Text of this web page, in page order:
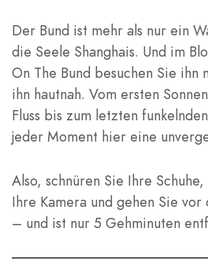
Der Bund ist mehr als nur ein
die Seele Shanghais. Und im
On The Bund besuchen Sie
ihn hautnah. Vom ersten
Fluss bis zum letzten
jeder Moment hier eine
Also, schnüren Sie Ihre
Ihre Kamera und gehen Sie
– und ist nur 5 Gehminuten